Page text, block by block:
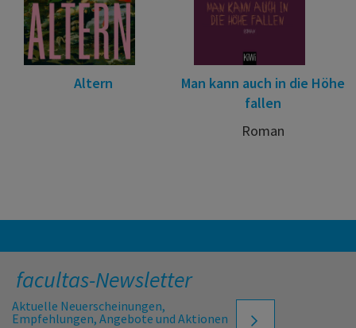
Altern
Man kann auch in die Höhe
fallen
Roman
facultas-Newsletter
Aktuelle Neuerscheinungen,
Empfehlungen, Angebote und Aktionen